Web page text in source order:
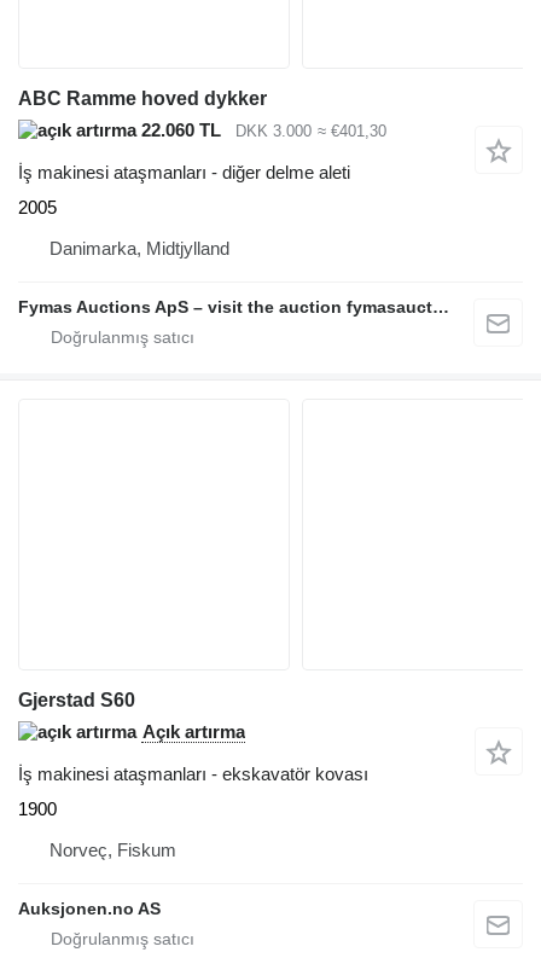
ABC Ramme hoved dykker
22.060 TL
DKK 3.000 ≈ €401,30
İş makinesi ataşmanları - diğer delme aleti
2005
Danimarka, Midtjylland
Fymas Auctions ApS – visit the auction fymasauctions.dk
Gjerstad S60
Açık artırma
İş makinesi ataşmanları - ekskavatör kovası
1900
Norveç, Fiskum
Auksjonen.no AS